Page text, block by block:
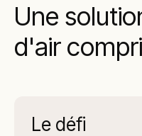
Une
d'air
Le défi